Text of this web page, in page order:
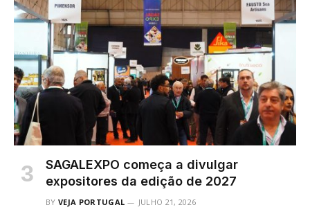
SAGALEXPO começa a divulgar
expositores da edição de 2027
BY VEJA PORTUGAL JULHO 21, 2026